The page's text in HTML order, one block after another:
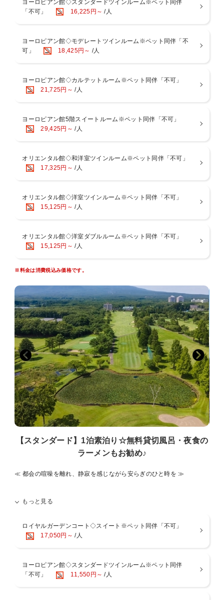
【無料貸切風呂】
・ご予約制ではなく無料開放制となっております。
内風呂(温泉)、露天風呂(アロマハーブバス)、サウナ
・湯上りのアイスキャンディーが無料
・東北自動車道那須ICから車で約10分
・東北新幹線「那須塩原駅」より無料送迎あり(約30分) ※前日までの
【ホテル発】9:10 10:10 11:10 13:00
★ペット連れのお客様へ
※ペット同伴「不可」と記載のある部屋タイプではご宿泊頂けませ
ん。
ヨーロピアン館◇スタンダードツインルーム※ペット同伴
「不可」
16,225円～ /人
ヨーロピアン館◇モデレートツインルーム※ペット同伴「不
可」
18,425円～ /人
ヨーロピアン館◇カルテットルーム※ペット同伴「不可」
21,725円～ /人
ヨーロピアン館5階スイートルーム※ペット同伴「不可」
29,425円～ /人
オリエンタル館◇和洋室ツインルーム※ペット同伴「不可」
17,325円～ /人
オリエンタル館◇洋室ツインルーム※ペット同伴「不可」
15,125円～ /人
オリエンタル館◇洋室ダブルルーム※ペット同伴「不可」
15,125円～ /人
※料金は消費税込み価格です。
【スタンダード】1泊素泊り☆無料貸切風呂・夜食の
ラーメンもお勧め♪
≪ 都会の喧噪を離れ、静寂を感じながら安らぎのひと時を ≫
宿での過ごし方は人それぞれ…温泉やゴルフ、ペットとのひと時。
思い思いにお過ごしいただくホテルでのご滞在の中で、
私どもウェルネスの森 那須がお客様にお届けしたいのは”心の癒し”
・貸切風呂(温泉) 15:00〜24:30 / 6:00〜10:00
3ヶ所「凛」「爽」「耀」
もっと見る
ロイヤルガーデンコート◇スイート※ペット同伴「不可」
17,050円～ /人
ヨーロピアン館◇スタンダードツインルーム※ペット同伴
「不可」
11,550円～ /人